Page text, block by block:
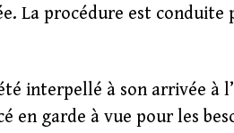
La procédure est conduite
interpellé à son arrivée à
en garde à vue pour les